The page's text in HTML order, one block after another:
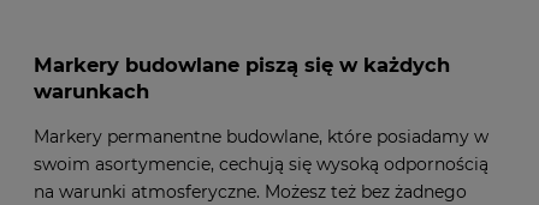
Markery budowlane piszą się w każdych
warunkach
Markery permanentne budowlane, które posiadamy w
swoim asortymencie, cechują się wysoką odpornością
na warunki atmosferyczne. Możesz też bez żadnego